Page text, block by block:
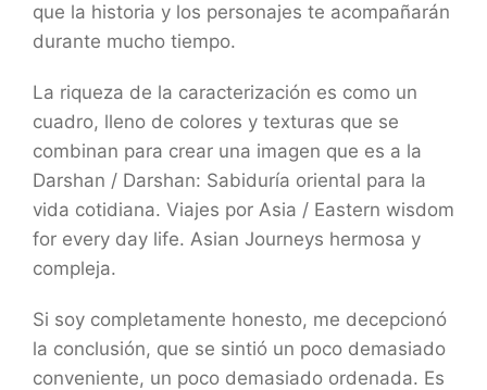
que la historia y los personajes te acompañarán
durante mucho tiempo.
La riqueza de la caracterización es como un
cuadro, lleno de colores y texturas que se
combinan para crear una imagen que es a la
Darshan / Darshan: Sabiduría oriental para la
vida cotidiana. Viajes por Asia / Eastern wisdom
for every day life. Asian Journeys hermosa y
compleja.
Si soy completamente honesto, me decepcionó
la conclusión, que se sintió un poco demasiado
conveniente, un poco demasiado ordenada. Es